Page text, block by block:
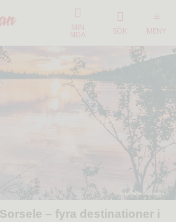
MIN
SIDA SÖK MENY
– fyra destinationer i